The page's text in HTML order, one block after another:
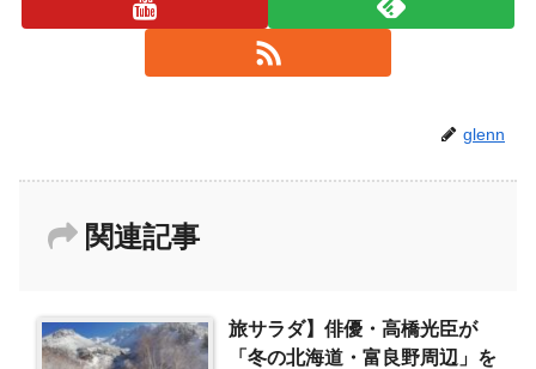
glenn
関連記事
旅サラダ】俳優・高橋光臣が
「冬の北海道・富良野周辺」を